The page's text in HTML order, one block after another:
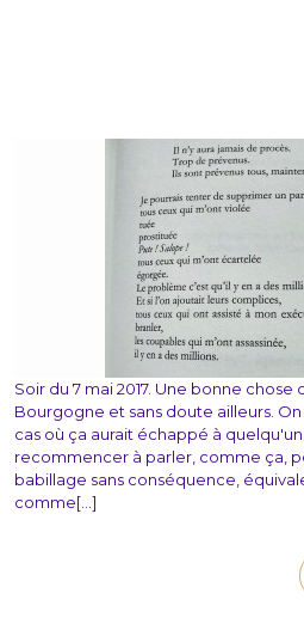
Soir du 7 mai 2017. Une bonne
Bourgogne et sans doute ailleurs.
cas où ça aurait échappé à
recommencer à parler, comme ça,
babillage sans conséquence,
comme[...]